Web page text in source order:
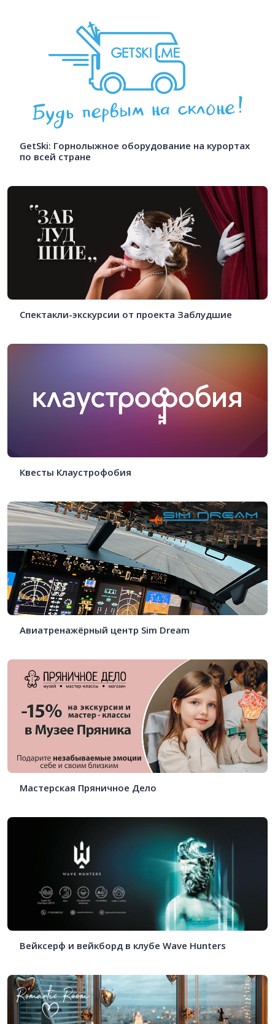
GetSki: Горнолыжное оборудование на курортах
по всей стране
Спектакли-экскурсии от проекта Заблудшие
Квесты Клаустрофобия
Авиатренажёрный центр Sim Dream
Мастерская Пряничное Дело
Вейксерф и вейкборд в клубе Wave Hunters